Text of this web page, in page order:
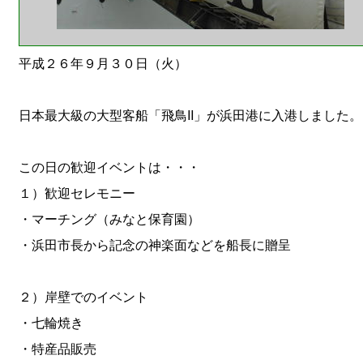
平成２６年９月３０日（火）
日本最大級の大型客船「飛鳥II」が浜田港に入港しました。
この日の歓迎イベントは・・・
１）歓迎セレモニー
・マーチング（みなと保育園）
・浜田市長から記念の神楽面などを船長に贈呈
２）岸壁でのイベント
・七輪焼き
・特産品販売